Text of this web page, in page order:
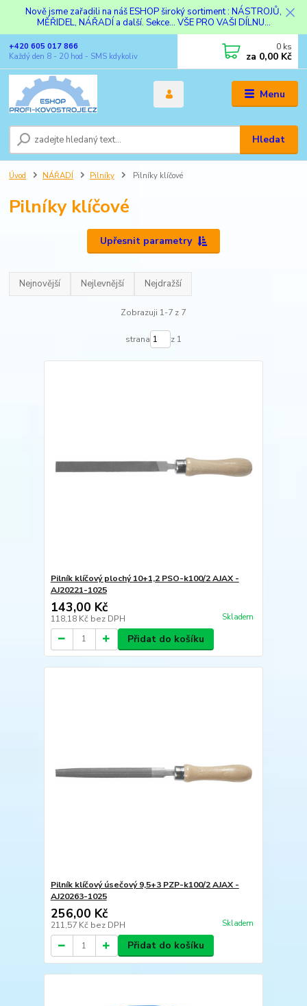
Nově jsme zařadili na náš ESHOP široký sortiment : NÁSTROJŮ,
MĚŘIDEL, NÁŘADÍ a další. Sekce... VŠE PRO VAŠI DÍLNU...
Menu
Hledat
+420 605 017 866
Každý den 8 - 20 hod - SMS kdykoliv
0 ks
za 0,00 Kč
Úvod NÁŘADÍ Pilníky Pilníky klíčové
Pilníky klíčové
Upřesnit parametry
Nejnovější Nejlevnější Nejdražší
Zobrazuji 1-7 z 7
strana z 1
Pilník klíčový plochý 10+1,2 PSO-k100/2 AJAX -
AJ20221-1025
143,00 Kč
118,18 Kč bez DPH Skladem
Přidat do košíku
Pilník klíčový úsečový 9,5+3 PZP-k100/2 AJAX -
AJ20263-1025
256,00 Kč
211,57 Kč bez DPH Skladem
Přidat do košíku